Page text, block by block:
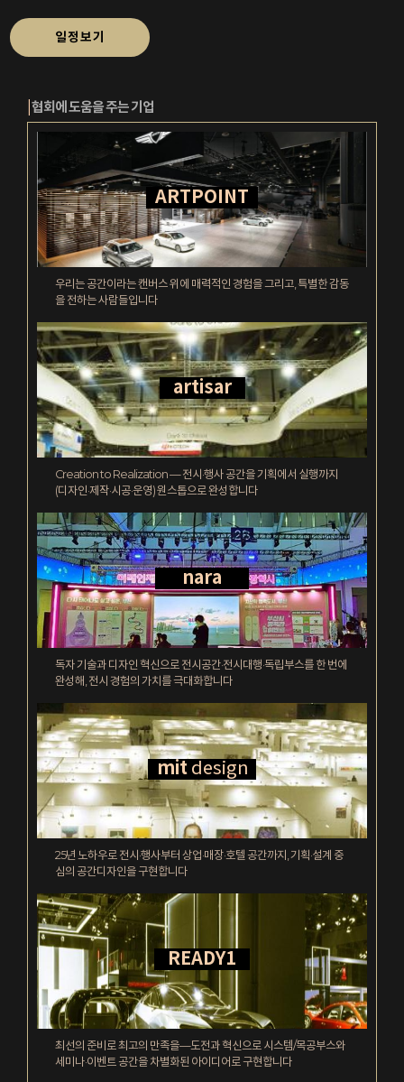
일정보기
협회에 도움을 주는 기업
ARTPO INT
우리는 공간이라는 캔버스 위에 매력적인 경험을 그리고, 특별한 감동
을 전하는 사람들입니다
artisar
Creation to Realization — 전시·행사 공간을 기획에서 실행까지
(디자인·제작·시공·운영) 원스톱으로 완성합니다
nara
독자 기술과 디자인 혁신으로 전시공간·전시대행·독립부스를 한 번에
완성해, 전시 경험의 가치를 극대화합니다
mit design
25년 노하우로 전시·행사부터 상업·매장·호텔 공간까지, 기획·설계 중
심의 공간디자인을 구현합니다
READY1
최선의 준비로 최고의 만족을—도전과 혁신으로 시스템/목공부스와
세미나·이벤트 공간을 차별화된 아이디어로 구현합니다